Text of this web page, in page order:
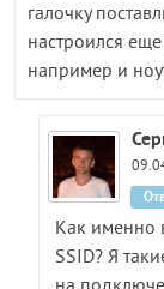
галочку
настроился
например и
Как именно
SSID? Я